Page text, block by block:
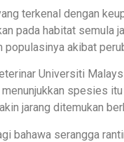
terkenal dengan
pada habitat semula
populasinya akibat
Universiti
spesies
jarang ditemukan
bahawa serangga